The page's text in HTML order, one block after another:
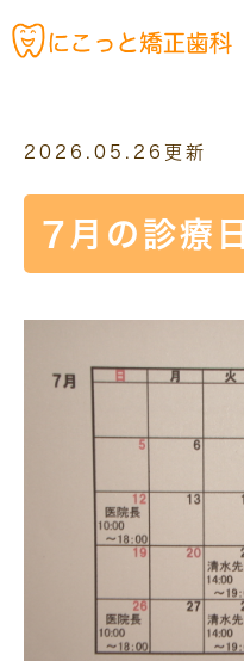
2026.05.26更新
7月の診療日